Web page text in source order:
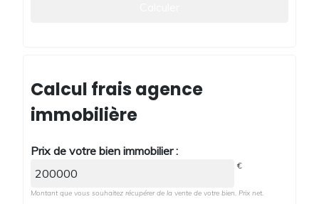
Calcul frais agence
immobilière
Prix de votre bien immobilier :
€
Montant que vous souhaitez récupérer de la vente de votre bien. Prix net.